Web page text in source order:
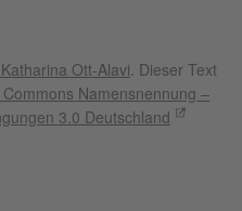
Ott-Alavi . Dieser Text
Namensnennung –
3.0 Deutschland